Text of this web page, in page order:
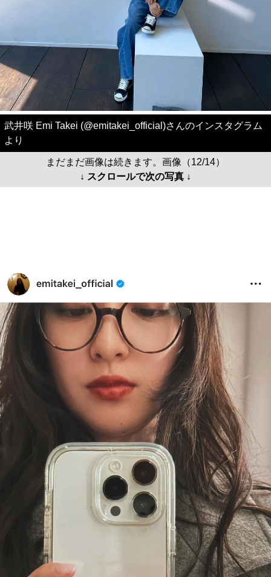
武井咲 Emi Takei (@emitakei_official)さんのインスタグラム
より
まだまだ画像は続きます。画像（12/14）
↓ スクロールで次の写真 ↓